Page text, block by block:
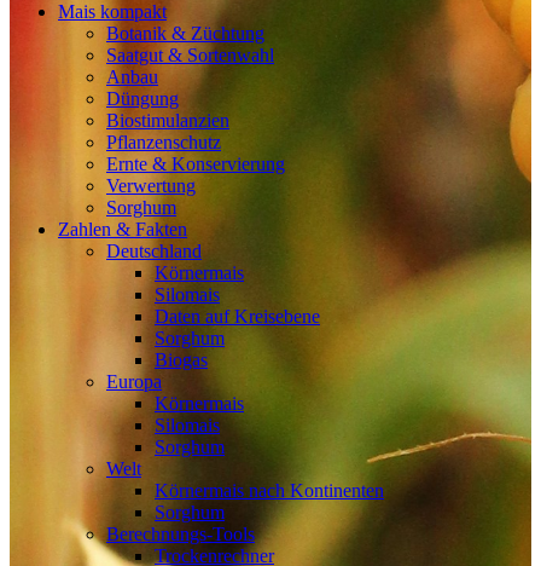
Mais kompakt
Botanik & Züchtung
Saatgut & Sortenwahl
Anbau
Düngung
Biostimulanzien
Pflanzenschutz
Ernte & Konservierung
Verwertung
Sorghum
Zahlen & Fakten
Deutschland
Körnermais
Silomais
Daten auf Kreisebene
Sorghum
Biogas
Europa
Körnermais
Silomais
Sorghum
Welt
Körnermais nach Kontinenten
Sorghum
Berechnungs-Tools
Trockenrechner